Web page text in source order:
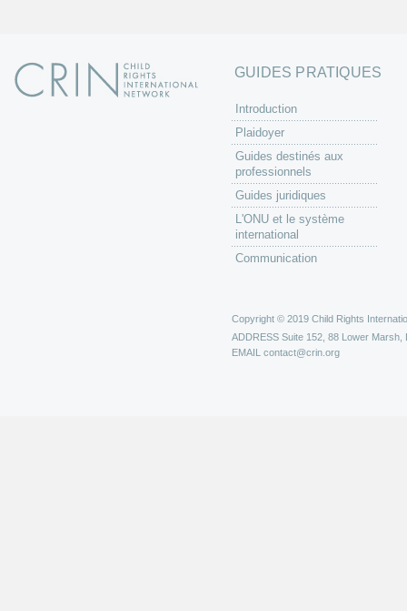
GUIDES PRATIQUES
Introduction
Plaidoyer
Guides destinés aux
professionnels
Guides juridiques
L'ONU et le système
international
Communication
Copyright © 2019 Child Rights
ADDRESS Suite 152, 88 Lower Marsh,
EMAIL contact@crin.org